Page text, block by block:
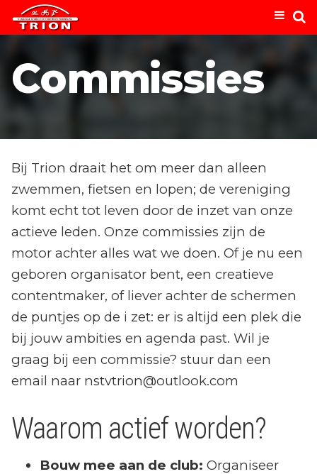
Commissies
Bij Trion draait het om meer dan alleen
zwemmen, fietsen en lopen; de vereniging
komt echt tot leven door de inzet van onze
actieve leden. Onze commissies zijn de
motor achter alles wat we doen. Of je nu een
geboren organisator bent, een creatieve
contentmaker, of liever achter de schermen
de puntjes op de i zet: er is altijd een plek die
bij jouw ambities en agenda past. Wil je
graag bij een commissie? stuur dan een
email naar nstvtrion@outlook.com
Waarom actief worden?
Bouw mee aan de club: Organiseer